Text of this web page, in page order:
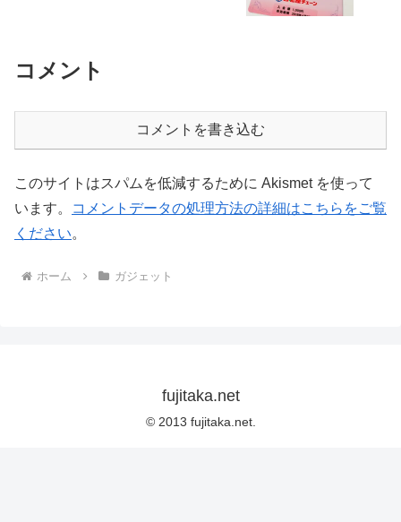
コメント
コメントを書き込む
このサイトはスパムを低減するために Akismet を使って
います。
コメントデータの処理方法の詳細はこちらをご覧
ください。
ホーム ガジェット
fujitaka.net
© 2013 fujitaka.net.